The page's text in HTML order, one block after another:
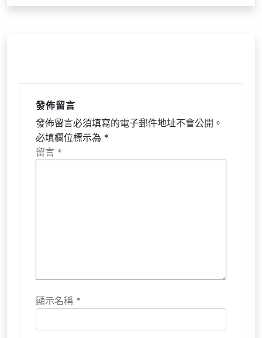
發佈留言
發佈留言必須填寫的電子郵件地址不會公開。
必填欄位標示為 *
留言 *
顯示名稱 *